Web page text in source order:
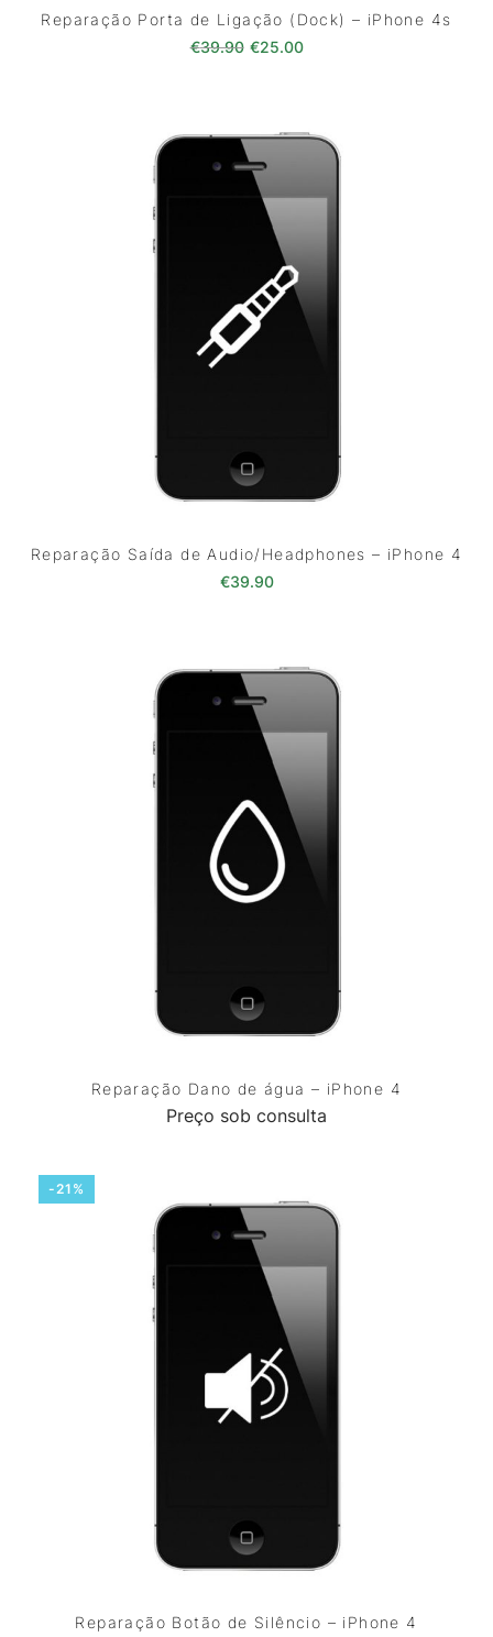
Reparação Porta de Ligação (Dock) – iPhone 4s
€39.90 O preço original era: €39.90.
€25.00O preço atual é:
Reparação Saída de Audio/Headphones – iPhone 4
€39.90
Reparação Dano de água – iPhone 4
Preço sob consulta
-21%
Reparação Botão de Silêncio – iPhone 4